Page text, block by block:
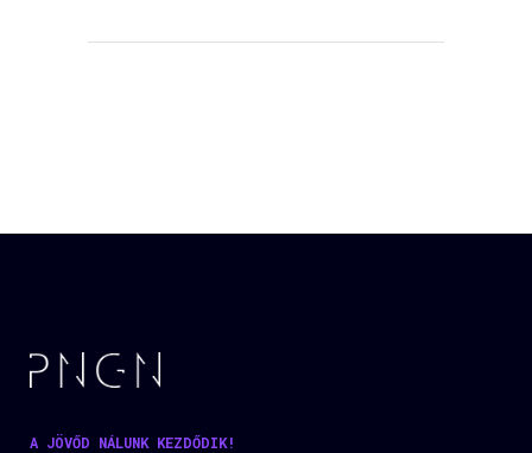
A JÖVŐD NÁLUNK KEZDŐDIK!